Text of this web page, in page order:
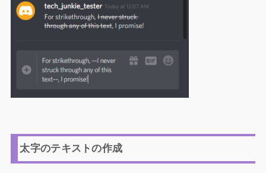
太字のテキストの作成